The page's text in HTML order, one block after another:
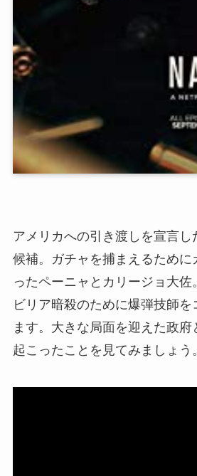
アメリカへの引き渡しを宣言し
候補。ガチャを捕まえるために
ったペーニャとカリージョ大
ビリア暗殺のために爆弾技師を
ます。大きな局面を迎えた政
起こったことを見てみましょう。